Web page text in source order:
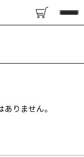
りません。